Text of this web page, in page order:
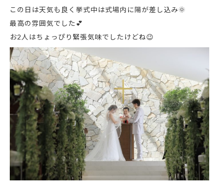
この日は天気も良く挙式中は式場内に陽が差し込み🌞
最高の雰囲気でした💕
お2人はちょっぴり緊張気味でしたけどね😉